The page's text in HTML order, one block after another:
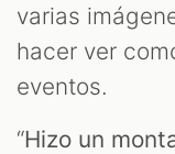
varias
hacer ver
eventos.
“Hizo un